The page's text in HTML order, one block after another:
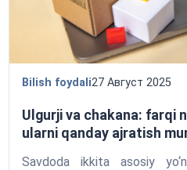
Ulgurji va chakana: farqi
ularni qanday ajratish
Bilish foydali27 Август 2025
Savdoda ikkita asosiy